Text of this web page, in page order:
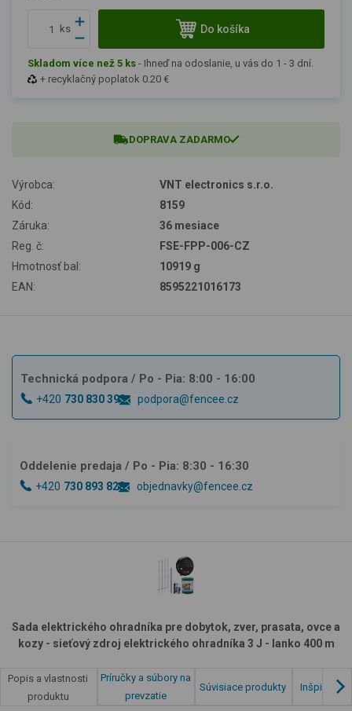
ks Do košíka
+ recyklačný poplatok 0.20 €
Skladom více než 5 ks - Ihneď na odoslanie, u vás do 1 - 3 dní.
DOPRAVA ZADARMO
Výrobca:
VNT electronics s.r.o.
Kód:
8159
Záruka:
36 mesiace
Reg. č:
FSE-FPP-006-CZ
Hmotnosť bal:
10919 g
EAN:
8595221016173
Technická podpora / Po - Pia: 8:00 - 16:00
+420 730 830 393 podpora@fencee.cz
Oddelenie predaja / Po - Pia: 8:30 - 16:30
+420 730 893 828 objednavky@fencee.cz
Sada elektrického ohradníka pre dobytok, zver, prasata, ovce a
kozy - sieťový zdroj elektrického ohradníka 3 J - lanko 400 m
Popis a vlastnosti
produktu
Príručky a súbory na
prevzatie
Súvisiace produkty Inšpirácia